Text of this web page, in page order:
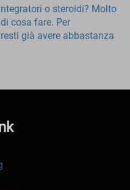
o steroidi? Molto
cosa fare. Per
già avere abbastanza